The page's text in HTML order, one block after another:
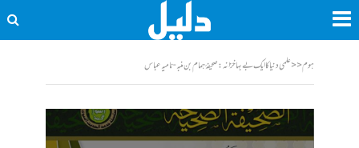
ہوم<<علمی دنیا کا ایک بے بہا خزانہ : صحیفۂ ہمام بن منبہ -نامیہ عباس